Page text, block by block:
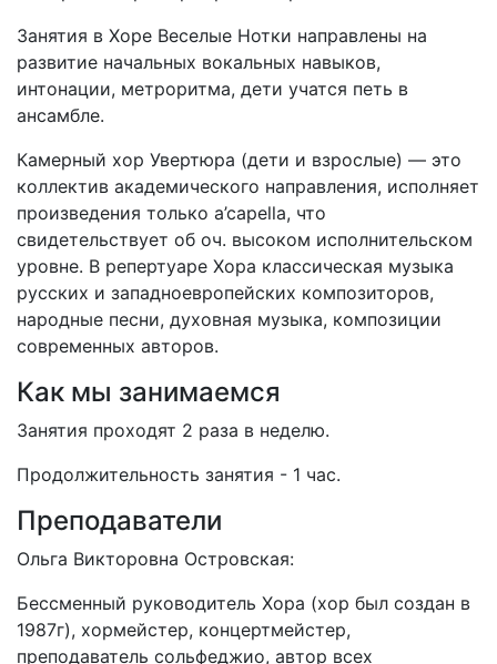
Занятия в Хоре Веселые Нотки направлены на
развитие начальных вокальных навыков,
интонации, метроритма, дети учатся петь в
ансамбле.
Камерный хор Увертюра (дети и взрослые) — это
коллектив академического направления, исполняет
произведения только a’capella, что
свидетельствует об оч. высоком исполнительском
уровне. В репертуаре Хора классическая музыка
русских и западноевропейских композиторов,
народные песни, духовная музыка, композиции
современных авторов.
Как мы занимаемся
Занятия проходят 2 раза в неделю.
Продолжительность занятия - 1 час.
Преподаватели
Ольга Викторовна Островская:
Бессменный руководитель Хора (хор был создан в
1987г), хормейстер, концертмейстер,
преподаватель сольфеджио, автор всех